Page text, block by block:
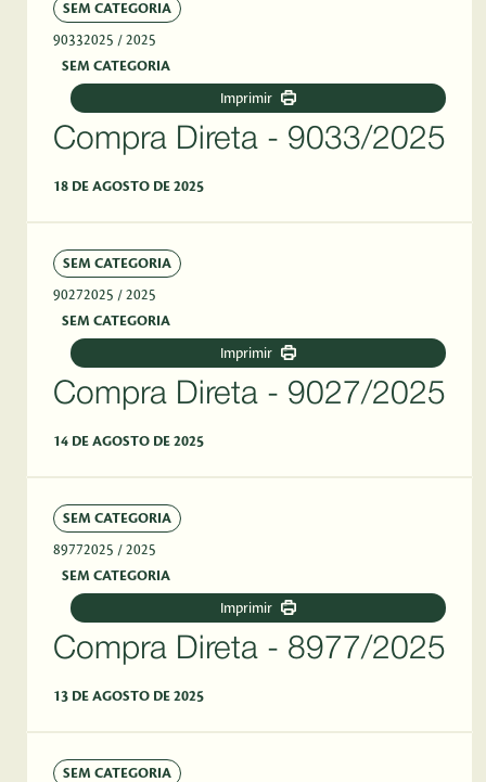
SEM CATEGORIA
90332025 / 2025
SEM CATEGORIA
Imprimir
Compra Direta - 9033/2025
18 DE AGOSTO DE 2025
SEM CATEGORIA
90272025 / 2025
SEM CATEGORIA
Imprimir
Compra Direta - 9027/2025
14 DE AGOSTO DE 2025
SEM CATEGORIA
89772025 / 2025
SEM CATEGORIA
Imprimir
Compra Direta - 8977/2025
13 DE AGOSTO DE 2025
SEM CATEGORIA